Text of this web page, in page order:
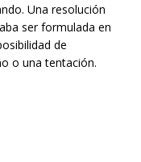
Una resolución
ser formulada en
de
o una tentación.